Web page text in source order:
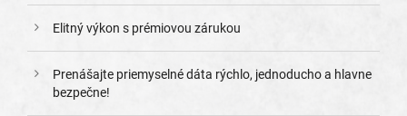
Elitný výkon s prémiovou zárukou
Prenášajte priemyselné dáta rýchlo, jednoducho a hlavne
bezpečne!